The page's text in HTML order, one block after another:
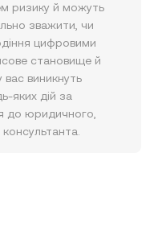
ризику й можуть
зважити, чи
цифровими
становище й
виникнуть
яких дій за
до юридичного,